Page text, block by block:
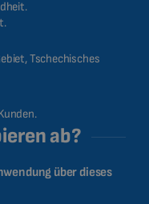
Tschechisches
ab?
über dieses